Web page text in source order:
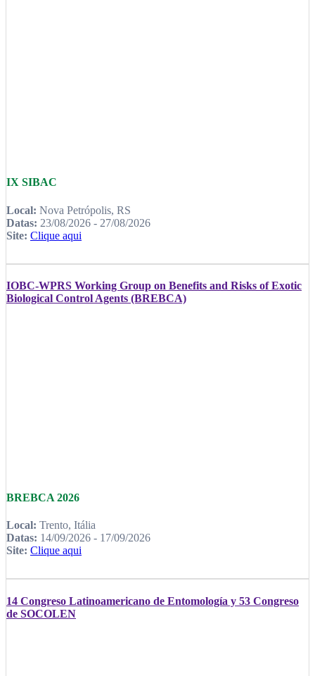
IX SIBAC
Local: Nova Petrópolis, RS
Datas: 23/08/2026 - 27/08/2026
Site: Clique aqui
IOBC-WPRS Working Group on Benefits and Risks of Exotic
Biological Control Agents (BREBCA)
BREBCA 2026
Local: Trento, Itália
Datas: 14/09/2026 - 17/09/2026
Site: Clique aqui
14 Congreso Latinoamericano de Entomología y 53 Congreso
de SOCOLEN